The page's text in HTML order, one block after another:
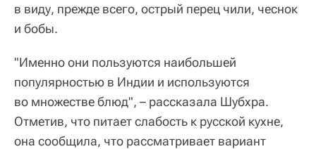
в виду, прежде всего, острый перец чили, чеснок
и бобы.
"Именно они пользуются наибольшей
популярностью в Индии и используются
во множестве блюд", – рассказала Шубхра.
Отметив, что питает слабость к русской кухне,
она сообщила, что рассматривает вариант